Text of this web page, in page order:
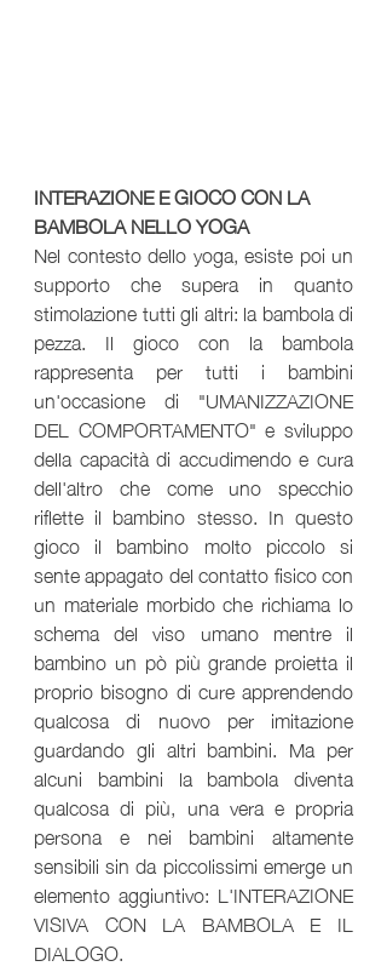
INTERAZIONE E GIOCO CON LA
BAMBOLA NELLO YOGA
Nel contesto dello yoga, esiste poi un
supporto che supera in quanto
stimolazione tutti gli altri: la bambola di
pezza. Il gioco con la bambola
rappresenta per tutti i bambini
un'occasione di "UMANIZZAZIONE
DEL COMPORTAMENTO" e sviluppo
della capacità di accudimendo e cura
dell'altro che come uno specchio
riflette il bambino stesso. In questo
gioco il bambino molto piccolo si
sente appagato del contatto fisico con
un materiale morbido che richiama lo
schema del viso umano mentre il
bambino un pò più grande proietta il
proprio bisogno di cure apprendendo
qualcosa di nuovo per imitazione
guardando gli altri bambini. Ma per
alcuni bambini la bambola diventa
qualcosa di più, una vera e propria
persona e nei bambini altamente
sensibili sin da piccolissimi emerge un
elemento aggiuntivo: L'INTERAZIONE
VISIVA CON LA BAMBOLA E IL
DIALOGO.